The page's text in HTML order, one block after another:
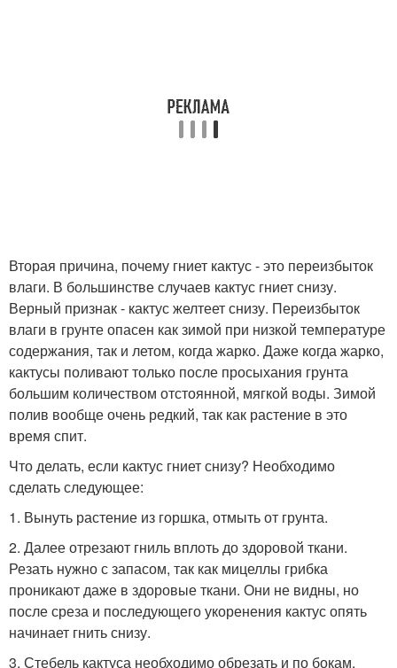
Вторая причина, почему гниет кактус - это переизбыток
влаги. В большинстве случаев кактус гниет снизу.
Верный признак - кактус желтеет снизу. Переизбыток
влаги в грунте опасен как зимой при низкой температуре
содержания, так и летом, когда жарко. Даже когда жарко,
кактусы поливают только после просыхания грунта
большим количеством отстоянной, мягкой воды. Зимой
полив вообще очень редкий, так как растение в это
время спит.
Что делать, если кактус гниет снизу? Необходимо
сделать следующее:
1. Вынуть растение из горшка, отмыть от грунта.
2. Далее отрезают гниль вплоть до здоровой ткани.
Резать нужно с запасом, так как мицеллы грибка
проникают даже в здоровые ткани. Они не видны, но
после среза и последующего укоренения кактус опять
начинает гнить снизу.
3. Стебель кактуса необходимо обрезать и по бокам,